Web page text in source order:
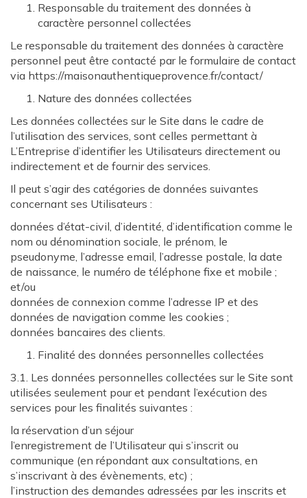
Responsable du traitement des données à
caractère personnel collectées
Le responsable du traitement des données à caractère
personnel peut être contacté par le formulaire de contact
via https://maisonauthentiqueprovence.fr/contact/
Nature des données collectées
Les données collectées sur le Site dans le cadre de
l’utilisation des services, sont celles permettant à
L’Entreprise d’identifier les Utilisateurs directement ou
indirectement et de fournir des services.
Il peut s’agir des catégories de données suivantes
concernant ses Utilisateurs :
données d’état-civil, d’identité, d’identification comme le
nom ou dénomination sociale, le prénom, le
pseudonyme, l’adresse email, l’adresse postale, la date
de naissance, le numéro de téléphone fixe et mobile ;
et/ou
données de connexion comme l’adresse IP et des
données de navigation comme les cookies ;
données bancaires des clients.
Finalité des données personnelles collectées
3.1. Les données personnelles collectées sur le Site sont
utilisées seulement pour et pendant l’exécution des
services pour les finalités suivantes :
la réservation d’un séjour
l’enregistrement de l’Utilisateur qui s’inscrit ou
communique (en répondant aux consultations, en
s’inscrivant à des évènements, etc) ;
l’instruction des demandes adressées par les inscrits et